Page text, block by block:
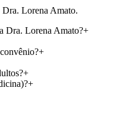
Lorena Amato.
Dra. Lorena Amato?+
+
+
+